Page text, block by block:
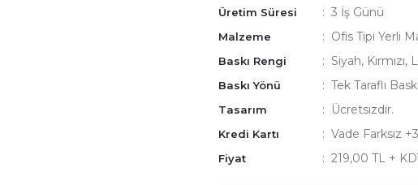
Üretim Süresi 3 İş Günü
Malzeme Ofis Tipi Yerli
Baskı Rengi Siyah,
Baskı Yönü Tek Taraflı Baskı
Tasarım Ücretsizdir.
Kredi Kartı Vade Farksız
Fiyat 219,00 TL +